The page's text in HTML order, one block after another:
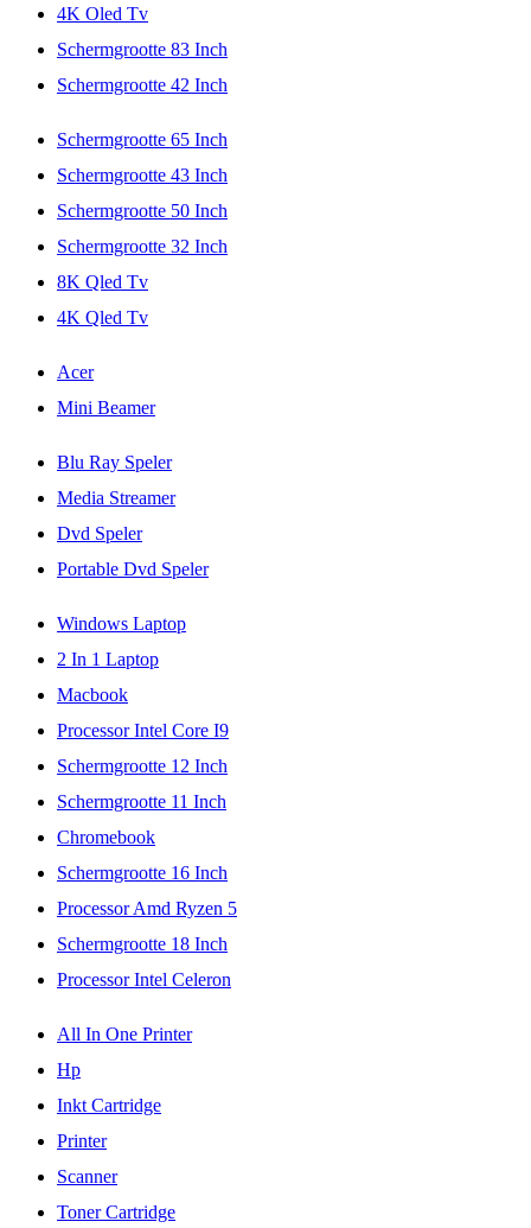
4K Oled Tv
Schermgrootte 83 Inch
Schermgrootte 42 Inch
Schermgrootte 65 Inch
Schermgrootte 43 Inch
Schermgrootte 50 Inch
Schermgrootte 32 Inch
8K Qled Tv
4K Qled Tv
Acer
Mini Beamer
Blu Ray Speler
Media Streamer
Dvd Speler
Portable Dvd Speler
Windows Laptop
2 In 1 Laptop
Macbook
Processor Intel Core I9
Schermgrootte 12 Inch
Schermgrootte 11 Inch
Chromebook
Schermgrootte 16 Inch
Processor Amd Ryzen 5
Schermgrootte 18 Inch
Processor Intel Celeron
All In One Printer
Hp
Inkt Cartridge
Printer
Scanner
Toner Cartridge